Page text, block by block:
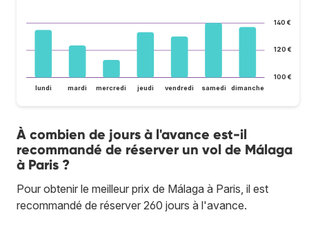
100 €
120 €
140 €
lundi mardi mercredi jeudi vendredi samedi dimanche
À combien de jours à l'avance est-il
recommandé de réserver un vol de Málaga
à Paris ?
Pour obtenir le meilleur prix de Málaga à Paris, il est
recommandé de réserver 260 jours à l'avance.